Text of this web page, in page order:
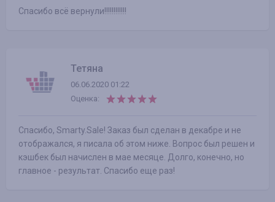
Спасибо всё вернули!!!!!!!!!!!!
Тетяна
06.06.2020 01:22
Оценка:
Спасибо, Smarty.Sale! Заказ был сделан в декабре и не
отображался, я писала об этом ниже. Вопрос был решен и
кэшбек был начислен в мае месяце. Долго, конечно, но
главное - результат. Спасибо еще раз!